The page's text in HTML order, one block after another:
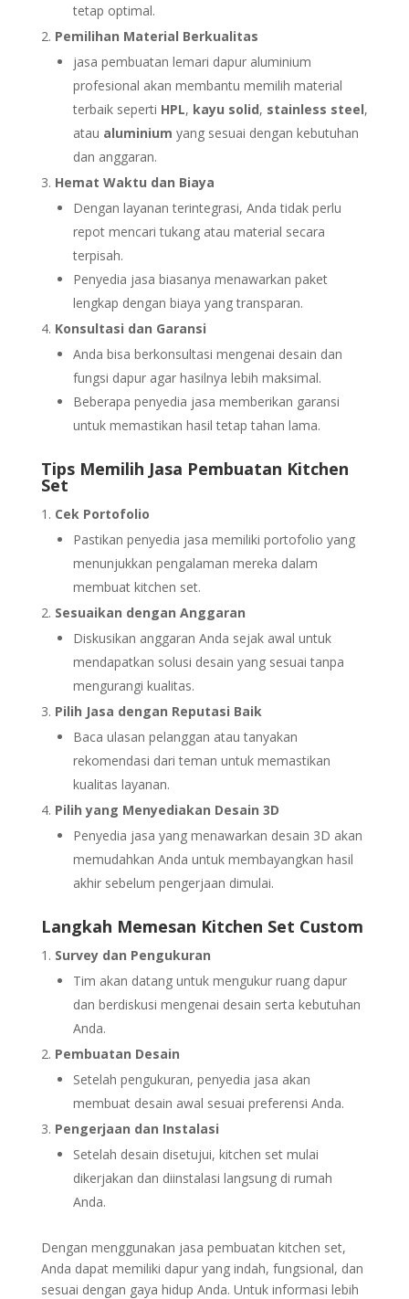
tetap optimal.
Pemilihan Material Berkualitas
jasa pembuatan lemari dapur aluminium
profesional akan membantu memilih material
terbaik seperti HPL, kayu solid, stainless steel,
atau aluminium yang sesuai dengan kebutuhan
dan anggaran.
Hemat Waktu dan Biaya
Dengan layanan terintegrasi, Anda tidak perlu
repot mencari tukang atau material secara
terpisah.
Penyedia jasa biasanya menawarkan paket
lengkap dengan biaya yang transparan.
Konsultasi dan Garansi
Anda bisa berkonsultasi mengenai desain dan
fungsi dapur agar hasilnya lebih maksimal.
Beberapa penyedia jasa memberikan garansi
untuk memastikan hasil tetap tahan lama.
Tips Memilih Jasa Pembuatan Kitchen
Set
Cek Portofolio
Pastikan penyedia jasa memiliki portofolio yang
menunjukkan pengalaman mereka dalam
membuat kitchen set.
Sesuaikan dengan Anggaran
Diskusikan anggaran Anda sejak awal untuk
mendapatkan solusi desain yang sesuai tanpa
mengurangi kualitas.
Pilih Jasa dengan Reputasi Baik
Baca ulasan pelanggan atau tanyakan
rekomendasi dari teman untuk memastikan
kualitas layanan.
Pilih yang Menyediakan Desain 3D
Penyedia jasa yang menawarkan desain 3D akan
memudahkan Anda untuk membayangkan hasil
akhir sebelum pengerjaan dimulai.
Langkah Memesan Kitchen Set Custom
Survey dan Pengukuran
Tim akan datang untuk mengukur ruang dapur
dan berdiskusi mengenai desain serta kebutuhan
Anda.
Pembuatan Desain
Setelah pengukuran, penyedia jasa akan
membuat desain awal sesuai preferensi Anda.
Pengerjaan dan Instalasi
Setelah desain disetujui, kitchen set mulai
dikerjakan dan diinstalasi langsung di rumah
Anda.
Dengan menggunakan jasa pembuatan kitchen set,
Anda dapat memiliki dapur yang indah, fungsional, dan
sesuai dengan gaya hidup Anda. Untuk informasi lebih